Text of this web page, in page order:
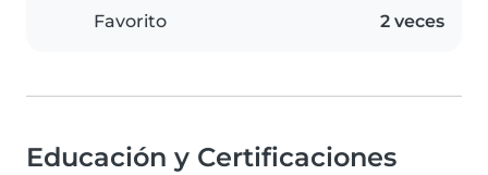
Favorito 2 veces
Educación y Certificaciones